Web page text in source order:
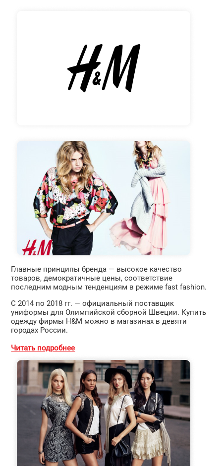
Главные принципы бренда — высокое качество
товаров, демократичные цены, соответствие
последним модным тенденциям в режиме fast fashion.
С 2014 по 2018 гг. — официальный поставщик
униформы для Олимпийской сборной Швеции. Купить
одежду фирмы H&M можно в магазинах в девяти
городах России.
Читать подробнее